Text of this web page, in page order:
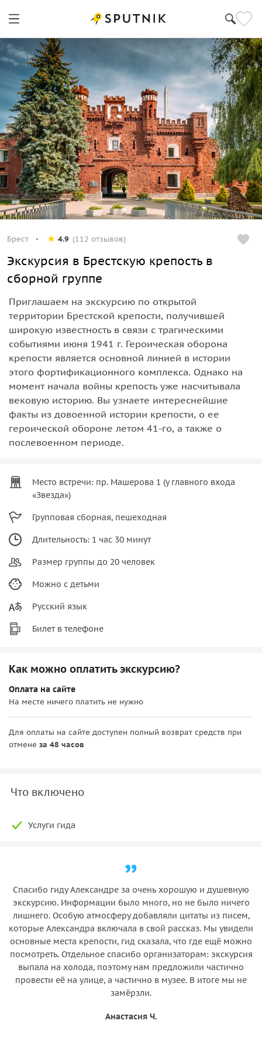
Брест 4.9 (112 отзывов)
Экскурсия в Брестскую крепость в
сборной группе
Приглашаем на экскурсию по открытой
территории Брестской крепости, получившей
широкую известность в связи с трагическими
событиями июня 1941 г. Героическая оборона
крепости является основной линией в истории
этого фортификационного комплекса. Однако на
момент начала войны крепость уже насчитывала
вековую историю. Вы узнаете интереснейшие
факты из довоенной истории крепости, о ее
героической обороне летом 41-го, а также о
послевоенном периоде.
Место встречи: пр. Машерова 1 (у главного входа
«Звезда»)
Групповая сборная, пешеходная
Длительность: 1 час 30 минут
Размер группы до 20 человек
Можно с детьми
Русский язык
Билет в телефоне
Как можно оплатить экскурсию?
Оплата на сайте
На месте ничего платить не нужно
Для оплаты на сайте доступен полный возврат средств при
отмене за 48 часов
Что включено
Услуги гида
Спасибо гиду Александре за очень хорошую и душевную
экскурсию. Информации было много, но не было ничего
лишнего. Особую атмосферу добавляли цитаты из писем,
которые Александра включала в свой рассказ. Мы увидели
основные места крепости, гид сказала, что где ещё можно
посмотреть. Отдельное спасибо организаторам: экскурсия
выпала на холода, поэтому нам предложили частично
провести её на улице, а частично в музее. В итоге мы не
замёрзли.
Анастасия Ч.